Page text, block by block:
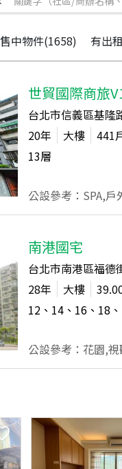
中物件(1658) 有出
世貿國際商旅
台北市信義區基隆
20年 大樓 441
13層
公設參考：SPA,
南港國宅
台北市南港區福德
28年 大樓
12、14、16、18
公設參考：花園,